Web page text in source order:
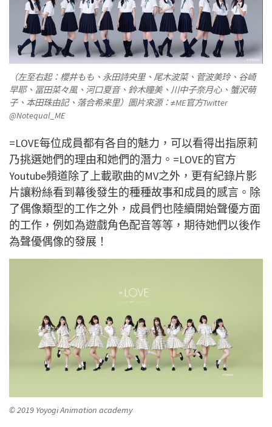
（左至右起：櫻井もも、永田詩央里、尾木波菜、菅波美玲、谷崎
早耶、冨田菜々風、河口夏音、鈴木瞳美、川中子奈月心、蟹沢萌
子、本田珠由記、落合希来里）圖片來源：≠ME官方Twitter
@Notequal_ME
=LOVE每位成員都有各自的魅力，可以看得出指原莉
乃挑選她們的理由和她們的潛力。=LOVE的官方
Youtube頻道除了上載歌曲的MV之外，更有紀錄片影
片讓粉絲看到幕後發生的種種故事和成員的感言。除
了偶像類型的工作之外，成員們也陸續開始聲優方面
的工作，例如為遊戲角色配音等等，期待她們以後作
為聲優偶像的發展！
© 2019 Yoyogi Animation academy